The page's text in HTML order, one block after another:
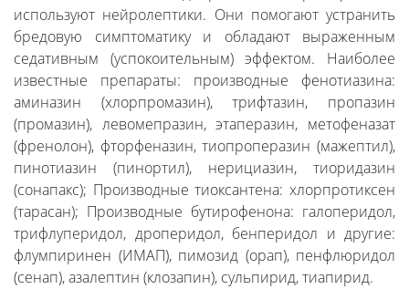
используют нейролептики. Они помогают устранить
бредовую симптоматику и обладают выраженным
седативным (успокоительным) эффектом. Наиболее
известные препараты: производные фенотиазина:
аминазин (хлорпромазин), трифтазин, пропазин
(промазин), левомепразин, этаперазин, метофеназат
(френолон), фторфеназин, тиопроперазин (мажептил),
пинотиазин (пинортил), нерициазин, тиоридазин
(сонапакс); Производные тиоксантена: хлорпротиксен
(тарасан); Производные бутирофенона: галоперидол,
трифлуперидол, дроперидол, бенперидол и другие:
флумпиринен (ИМАП), пимозид (орап), пенфлюридол
(сенап), азалептин (клозапин), сульпирид, тиапирид.